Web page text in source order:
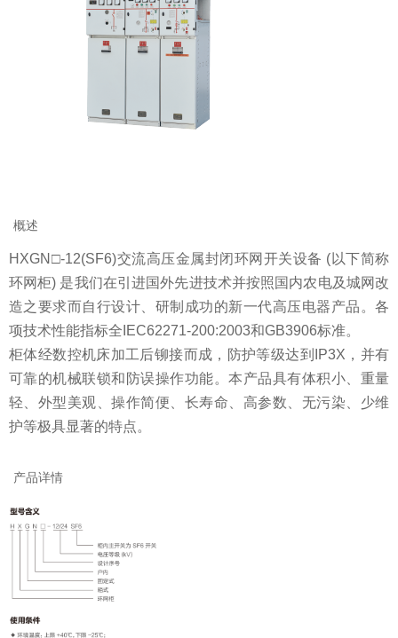
概述
HXGN□-12(SF6)交流高压金属封闭环网开关设备 (以下简称
环网柜) 是我们在引进国外先进技术并按照国内农电及城网改
造之要求而自行设计、研制成功的新一代高压电器产品。各
项技术性能指标全IEC62271-200:2003和GB3906标准。
柜体经数控机床加工后铆接而成，防护等级达到IP3X，并有
可靠的机械联锁和防误操作功能。本产品具有体积小、重量
轻、外型美观、操作简便、长寿命、高参数、无污染、少维
护等极具显著的特点。
产品详情